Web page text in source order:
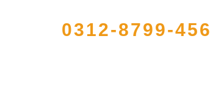
0312-8799-456